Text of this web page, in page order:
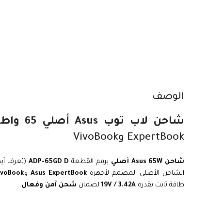
الوصف
شاحن لاب توب Asus أصلي 65 واط
ExpertBook وVivoBook
شاحن Asus 65W أصلي برقم القطعة ADP-65GD D (يُعرف
الشاحن الأصلي المصمم لأجهزة Asus ExpertBook و
طاقة ثابت بقدرة 19V / 3.42Aلضمان شحن آمن وفعال.